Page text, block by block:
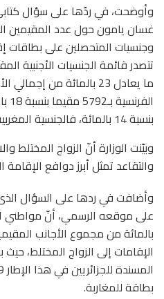
وأوضحت، في ردّها على سؤال
غسان يامون حول عدد المقيمين
وجنسيات المتحصلين على بطاقات
ما يعادل 23 بالمائة من
بنسبة 14 بالمائة، فالجنسية المغربية بنسبة 10 بالمائة.
وبيّنت الوزارة أنّ الزواج المختلط
والتقاعد تمثل أبرز دوافع الإقامة
وأضافت في ردها على السؤال
بالمائة من مجموع الأجانب
الإقامات إلى الزواج المختلط،
بطاقة للمغاربة.